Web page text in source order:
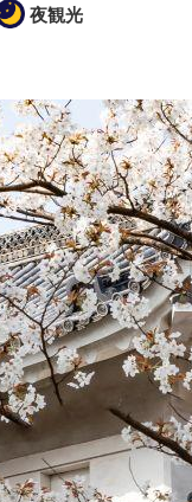
夜観光